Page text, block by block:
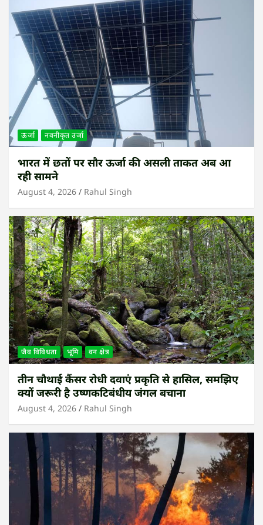
ऊर्जा नवनीकृत उर्जा
भारत में छतों पर सौर ऊर्जा की असली ताकत अब आ
रही सामने
August 4, 2026 Rahul Singh
जैव विविधता भूमि वन क्षेत्र
तीन चौथाई कैंसर रोधी दवाएं प्रकृति से हासिल, समझिए
क्यों जरूरी है उष्णकटिबंधीय जंगल बचाना
August 4, 2026 Rahul Singh